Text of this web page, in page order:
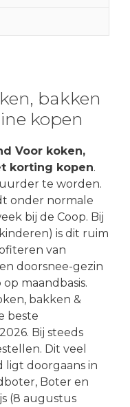
bakken
kopen
Voor koken,
korting kopen.
te worden.
onder normale
bij de Coop. Bij
is dit ruim
van
doorsnee-gezin
maandbasis.
bakken &
beste
Bij steeds
Dit veel
ligt doorgaans in
Boter en
(8 augustus